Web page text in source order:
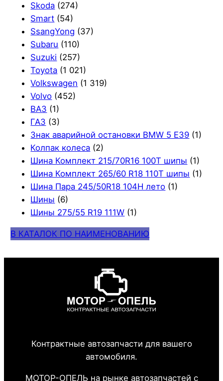
Skoda (274)
Smart (54)
SsangYong (37)
Subaru (110)
Suzuki (257)
Toyota (1 021)
Volkswagen (1 319)
Volvo (452)
ВАЗ (1)
ГАЗ (3)
Знак аварийной остановки BMW 5 E39 (1)
Колпак колеса (2)
Шина Комплект 215/70R16 100T шипы (1)
Шина Комплект 265/60 R18 110T шипы (1)
Шина Пара 245/50R18 104H лето (1)
Шины (6)
Шины 275/55 R19 111W (1)
В КАТАЛОК ПО НАИМЕНОВАНИЮ
Контрактные автозапчасти для вашего
автомобиля.
МОТОР-ОПЕЛЬ на рынке автозапчастей с